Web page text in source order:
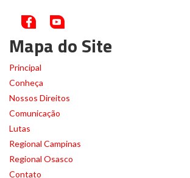
Mapa do Site
Principal
Conheça
Nossos Direitos
Comunicação
Lutas
Regional Campinas
Regional Osasco
Contato